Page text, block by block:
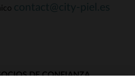
DE CONFIANZA